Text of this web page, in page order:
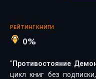
РЕЙТИНГ КНИГИ
0%
" Противостояние
цикл книг без